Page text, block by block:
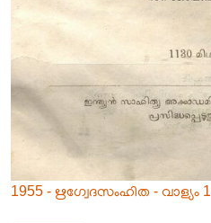
1955 - ഋഗ്വേദസംഹിത - വാള്യം 1